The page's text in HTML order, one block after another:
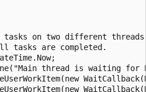
tasks on two different
tasks are completed.
thread is waiting for